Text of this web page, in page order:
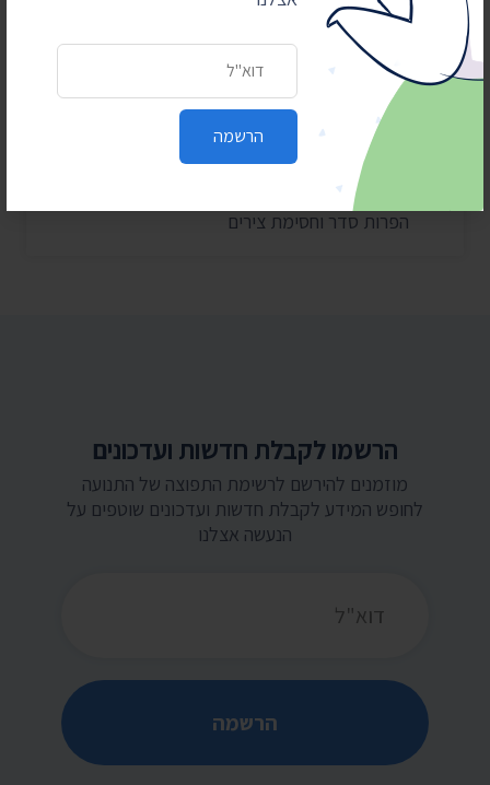
הרשמה
28 ביולי 2026
הוצאות מעונות ראש הממשלה ל-2025-2026
27 ביולי 2026
הוועדה לחיוב אישי במשרד הפנים – התכנסה רק
פעמיים בשנה וחצי
בית המשפט: המשטרה תחשוף סעיפים בנהלי
הפרות סדר וחסימת צירים
הרשמו לקבלת חדשות ועדכונים
מוזמנים להירשם לרשימת התפוצה של התנועה
לחופש המידע לקבלת חדשות ועדכונים שוטפים על
הנעשה אצלנו
הרשמה